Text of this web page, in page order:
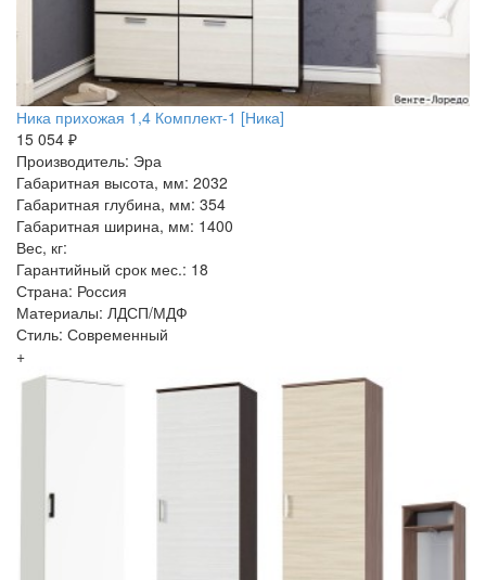
Ника прихожая 1,4 Комплект-1 [Ника]
15 054 ₽
Производитель: Эра
Габаритная высота, мм: 2032
Габаритная глубина, мм: 354
Габаритная ширина, мм: 1400
Вес, кг:
Гарантийный срок мес.: 18
Страна: Россия
Материалы: ЛДСП/МДФ
Стиль: Современный
+